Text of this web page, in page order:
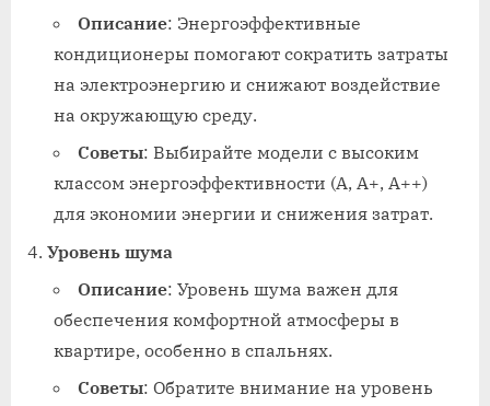
Описание: Энергоэффективные
кондиционеры помогают сократить затраты
на электроэнергию и снижают воздействие
на окружающую среду.
Советы: Выбирайте модели с высоким
классом энергоэффективности (A, A+, A++)
для экономии энергии и снижения затрат.
Уровень шума
Описание: Уровень шума важен для
обеспечения комфортной атмосферы в
квартире, особенно в спальнях.
Советы: Обратите внимание на уровень